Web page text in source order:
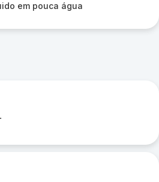
em pouca água